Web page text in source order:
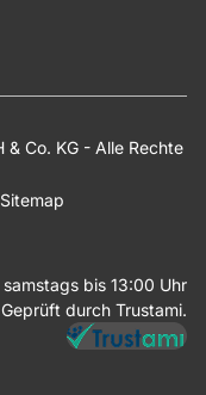
Co. KG - Alle Rechte
Sitemap
bis 13:00 Uhr
Geprüft durch Trustami.